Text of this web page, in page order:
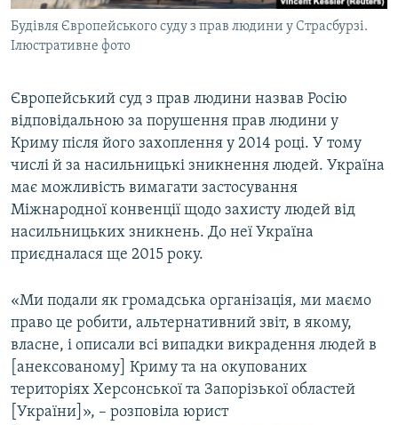
Будівля Європейського суду з прав людини у Страсбурзі.
Ілюстративне фото
Європейський суд з прав людини назвав Росію
відповідальною за порушення прав людини у
Криму після його захоплення у 2014 році. У тому
числі й за насильницькі зникнення людей. Україна
має можливість вимагати застосування
Міжнародної конвенції щодо захисту людей від
насильницьких зникнень. До неї Україна
приєдналася ще 2015 року.
«Ми подали як громадська організація, ми маємо
право це робити, альтернативний звіт, в якому,
власне, і описали всі випадки викрадення людей в
[анексованому] Криму та на окупованих
територіях Херсонської та Запорізької областей
[України]», – розповіла юрист